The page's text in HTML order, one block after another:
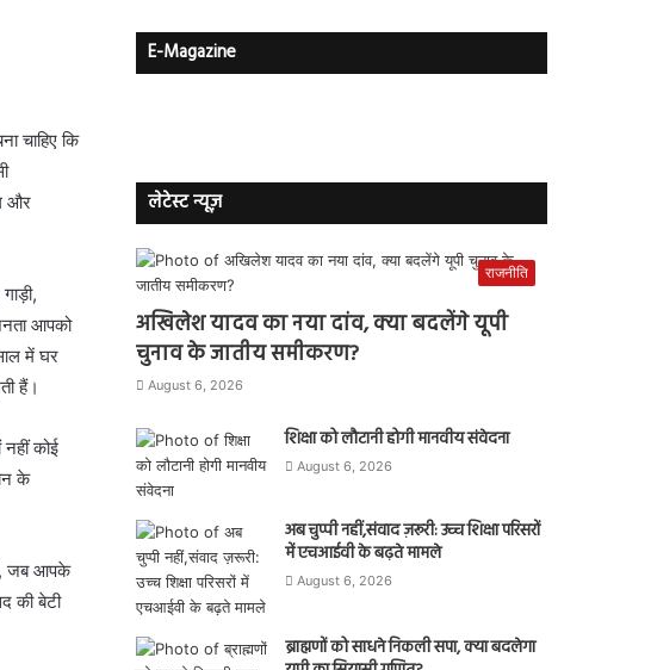
चाहिए कि
और
आपको
में घर
हैं।
कोई
के
जब आपके
की बेटी
E-Magazine
लेटेस्ट न्यूज़
राजनीति
अखिलेश यादव का नया दांव, क्या बदलेंगे यूपी
चुनाव के जातीय समीकरण?
August 6, 2026
शिक्षा को लौटानी होगी मानवीय संवेदना
August 6, 2026
अब चुप्पी नहीं,संवाद ज़रूरी: उच्च शिक्षा परिसरों
में एचआईवी के बढ़ते मामले
August 6, 2026
ब्राह्मणों को साधने निकली सपा, क्या बदलेगा